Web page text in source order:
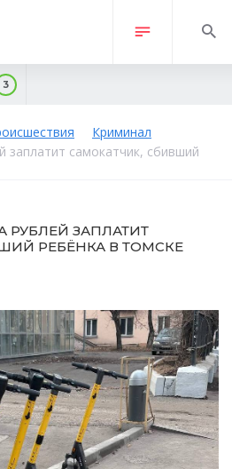
3
Криминал
заплатит самокатчик, сбивший
ЗАПЛАТИТ
РЕБЁНКА В ТОМСКЕ